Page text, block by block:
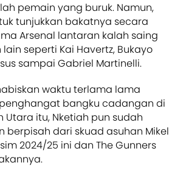
pemain yang buruk. Namun,
tunjukkan bakatnya secara
Arsenal lantaran kalah saing
seperti Kai Havertz, Bukayo
sampai Gabriel Martinelli.
waktu terlama lama
bangku cadangan di
Utara itu, Nketiah pun sudah
berpisah dari skuad asuhan Mikel
2024/25 ini dan The Gunners